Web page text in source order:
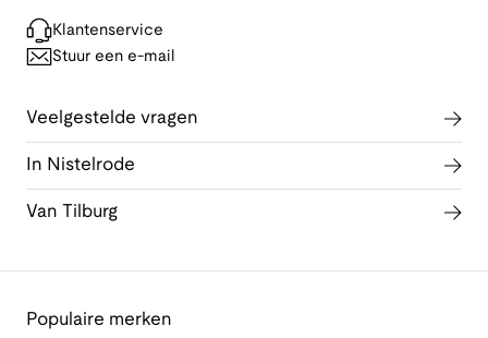
Klantenservice
Stuur een e-mail
Veelgestelde vragen
In Nistelrode
Van Tilburg
Populaire merken